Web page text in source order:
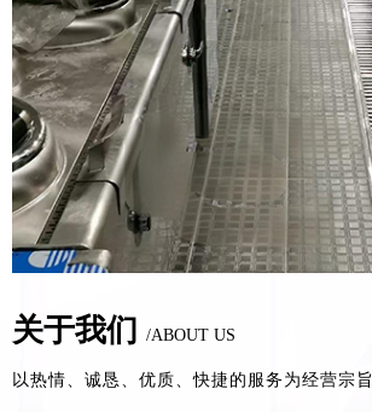
关于我们 /ABOUT US
以热情、诚恳、优质、快捷的服务为经营宗旨